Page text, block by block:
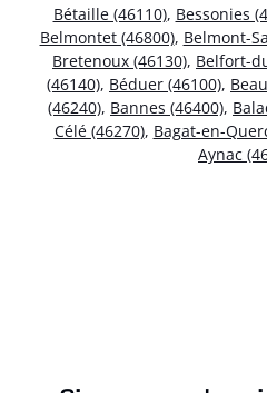
Bétaille (46110), Bessonies
Belmontet (46800), Belmont-
Bretenoux (46130), Belfort-
(46140), Béduer (46100),
(46240), Bannes (46400),
Célé (46270), Bagat-en-
Aynac